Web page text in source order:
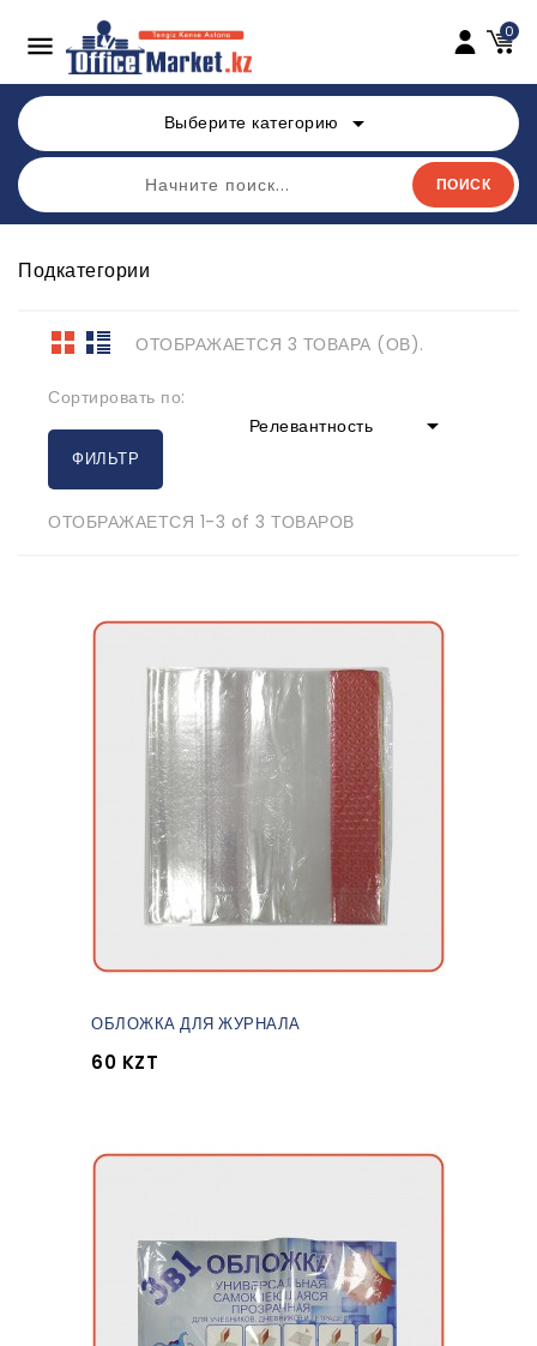
 0
Выберите категорию arrow_drop_down
ПОИСК
Подкатегории
ОТОБРАЖАЕТСЯ 3 ТОВАРА (ОВ).
Сортировать по:
Релевантность

ФИЛЬТР
ОТОБРАЖАЕТСЯ 1-3 of 3 ТОВАРОВ
ОБЛОЖКА ДЛЯ ЖУРНАЛА
60 KZT